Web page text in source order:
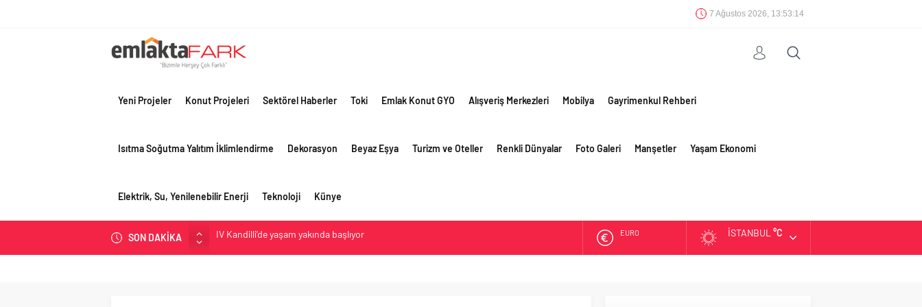
7 Ağustos 2026, 13:53:15
Yeni Projeler Konut Projeleri Sektörel Haberler Toki Emlak Konut GYO Alışveriş Merkezleri Mobilya Gayrimenkul Rehberi
Isıtma Soğutma Yalıtım İklimlendirme Dekorasyon Beyaz Eşya Turizm ve Oteller Renkli Dünyalar Foto Galeri Manşetler Yaşam Ekonomi
Elektrik, Su, Yenilenebilir Enerji Teknoloji Künye
SON DAKİKA
OYAK Çimento, jeopolitik risklere ve maliyet baskısına rağmen 2026’nın ikinci
EURO İSTANBUL °C